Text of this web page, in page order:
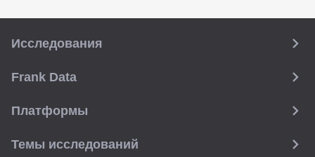
Исследования
Frank Data
Платформы
Темы исследований